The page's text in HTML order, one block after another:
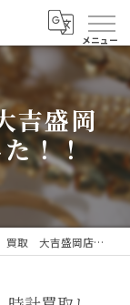
吉盛岡
！！
吉盛岡店 時計買取しました！！